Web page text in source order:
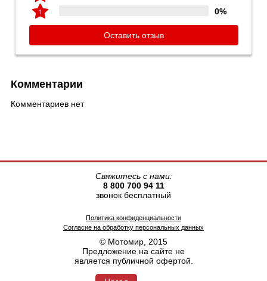
0%
Оставить отзыв
Комментарии
Комментариев нет
© Мотомир, 2015
Предложение на сайте не
является публичной офертой.
Политика конфиденциальности
Согласие на обработку персональных данных
Свяжитесь с нами:
8 800 700 94 11
звонок бесплатный